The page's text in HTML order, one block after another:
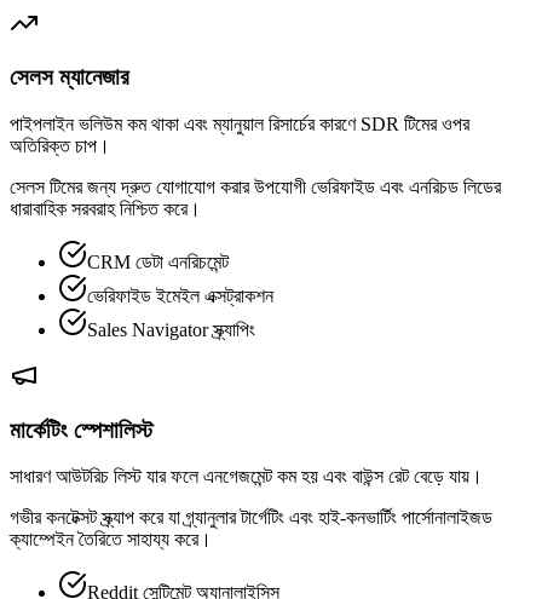
সেলস ম্যানেজার
পাইপলাইন ভলিউম কম থাকা এবং ম্যানুয়াল রিসার্চের কারণে SDR টিমের ওপর
অতিরিক্ত চাপ।
সেলস টিমের জন্য দ্রুত যোগাযোগ করার উপযোগী ভেরিফাইড এবং এনরিচড লিডের
ধারাবাহিক সরবরাহ নিশ্চিত করে।
CRM ডেটা এনরিচমেন্ট
ভেরিফাইড ইমেইল এক্সট্রাকশন
Sales Navigator স্ক্র্যাপিং
মার্কেটিং স্পেশালিস্ট
সাধারণ আউটরিচ লিস্ট যার ফলে এনগেজমেন্ট কম হয় এবং বাউন্স রেট বেড়ে যায়।
গভীর কনটেক্সট স্ক্র্যাপ করে যা গ্র্যানুলার টার্গেটিং এবং হাই-কনভার্টিং পার্সোনালাইজড
ক্যাম্পেইন তৈরিতে সাহায্য করে।
Reddit সেন্টিমেন্ট অ্যানালাইসিস